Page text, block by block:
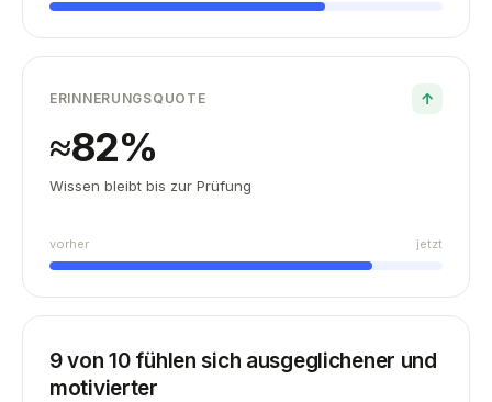
ERINNERUNGSQUOTE ↑
≈82%
Wissen bleibt bis zur Prüfung
vorher jetzt
9 von 10 fühlen sich ausgeglichener und
motivierter